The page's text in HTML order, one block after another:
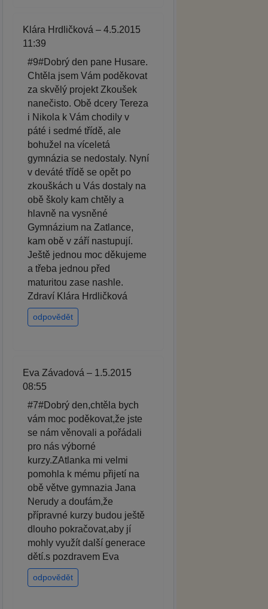
Klára Hrdličková – 4.5.2015
11:39
#9#Dobrý den pane Husare.
Chtěla jsem Vám poděkovat
za skvělý projekt Zkoušek
nanečisto. Obě dcery Tereza
i Nikola k Vám chodily v
páté i sedmé třídě, ale
bohužel na víceletá
gymnázia se nedostaly. Nyní
v deváté třídě se opět po
zkouškách u Vás dostaly na
obě školy kam chtěly a
hlavně na vysněné
Gymnázium na Zatlance,
kam obě v září nastupují.
Ještě jednou moc děkujeme
a třeba jednou před
maturitou zase nashle.
Zdraví Klára Hrdličková
odpovědět
Eva Závadová – 1.5.2015
08:55
#7#Dobrý den,chtěla bych
vám moc poděkovat,že jste
se nám věnovali a pořádali
pro nás výborné
kurzy.ZAtlanka mi velmi
pomohla k mému přijetí na
obě větve gymnazia Jana
Nerudy a doufám,že
přípravné kurzy budou ještě
dlouho pokračovat,aby jí
mohly využít další generace
dětí.s pozdravem Eva
odpovědět